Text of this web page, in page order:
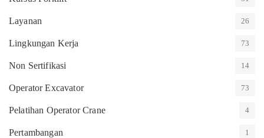
Layanan 26
Lingkungan Kerja 73
Non Sertifikasi 14
Operator Excavator 73
Pelatihan Operator Crane 4
Pertambangan 1